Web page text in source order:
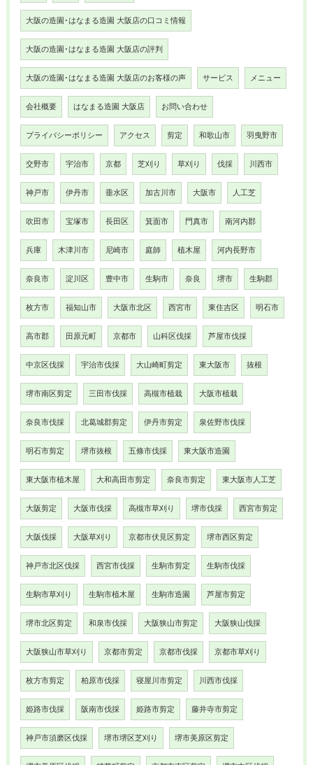
大阪の造園･はなまる造園 大阪店の口コミ情報
大阪の造園･はなまる造園 大阪店の評判
大阪の造園･はなまる造園 大阪店のお客様の声 サービス メニュー
会社概要 はなまる造園 大阪店 お問い合わせ
プライバシーポリシー アクセス 剪定 和歌山市 羽曳野市
交野市 宇治市 京都 芝刈り 草刈り 伐採 川西市
神戸市 伊丹市 垂水区 加古川市 大阪市 人工芝
吹田市 宝塚市 長田区 箕面市 門真市 南河内郡
兵庫 木津川市 尼崎市 庭師 植木屋 河内長野市
奈良市 淀川区 豊中市 生駒市 奈良 堺市 生駒郡
枚方市 福知山市 大阪市北区 西宮市 東住吉区 明石市
高市郡 田原元町 京都市 山科区伐採 芦屋市伐採
中京区伐採 宇治市伐採 大山崎町剪定 東大阪市 抜根
堺市南区剪定 三田市伐採 高槻市植栽 大阪市植栽
奈良市伐採 北葛城郡剪定 伊丹市剪定 泉佐野市伐採
明石市剪定 堺市抜根 五條市伐採 東大阪市造園
東大阪市植木屋 大和高田市剪定 奈良市剪定 東大阪市人工芝
大阪剪定 大阪市伐採 高槻市草刈り 堺市伐採 西宮市剪定
大阪伐採 大阪草刈り 京都市伏見区剪定 堺市西区剪定
神戸市北区伐採 西宮市伐採 生駒市剪定 生駒市伐採
生駒市草刈り 生駒市植木屋 生駒市造園 芦屋市剪定
堺市北区剪定 和泉市伐採 大阪狭山市剪定 大阪狭山伐採
大阪狭山市草刈り 京都市剪定 京都市伐採 京都市草刈り
枚方市剪定 柏原市伐採 寝屋川市剪定 川西市伐採
姫路市伐採 阪南市伐採 姫路市剪定 藤井寺市剪定
神戸市須磨区伐採 堺市堺区芝刈り 堺市美原区剪定